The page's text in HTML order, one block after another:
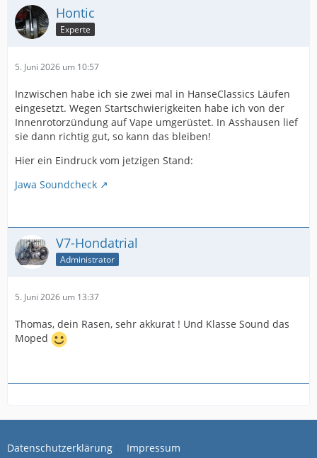
Hontic
Experte
5. Juni 2026 um 10:57
Inzwischen habe ich sie zwei mal in HanseClassics Läufen
eingesetzt. Wegen Startschwierigkeiten habe ich von der
Innenrotorzündung auf Vape umgerüstet. In Asshausen lief
sie dann richtig gut, so kann das bleiben!
Hier ein Eindruck vom jetzigen Stand:
Jawa Soundcheck
V7-Hondatrial
Administrator
5. Juni 2026 um 13:37
Thomas, dein Rasen, sehr akkurat ! Und Klasse Sound das
Moped
Datenschutzerklärung Impressum